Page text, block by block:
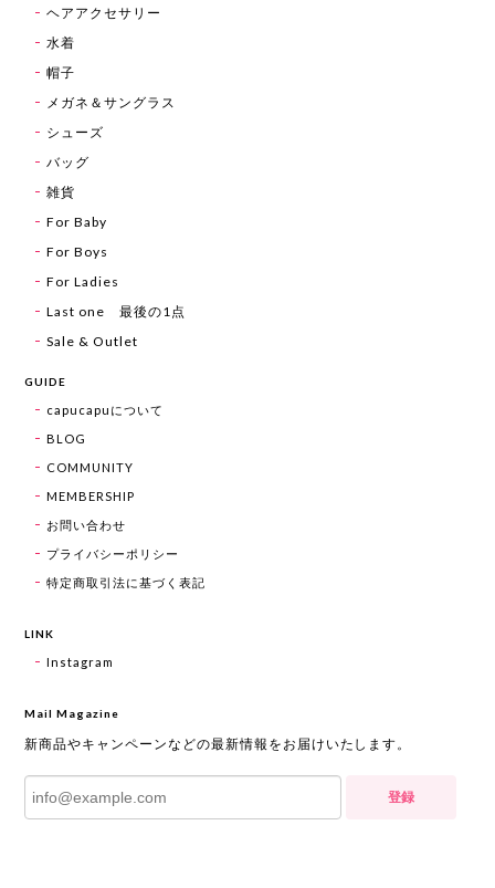
ヘアアクセサリー
水着
帽子
メガネ＆サングラス
シューズ
バッグ
雑貨
For Baby
For Boys
For Ladies
Last one 最後の1点
Sale & Outlet
GUIDE
capucapuについて
BLOG
COMMUNITY
MEMBERSHIP
お問い合わせ
プライバシーポリシー
特定商取引法に基づく表記
LINK
Instagram
Mail Magazine
新商品やキャンペーンなどの最新情報をお届けいたします。
登録